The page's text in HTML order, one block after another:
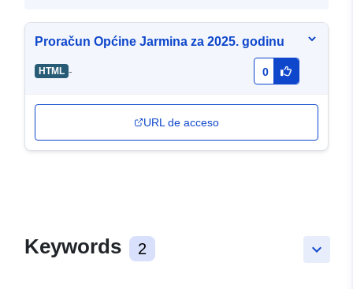
Proračun Općine Jarmina za 2025. godinu
HTML - 0
URL de acceso
keyboard_arrow_down
Keywords 2